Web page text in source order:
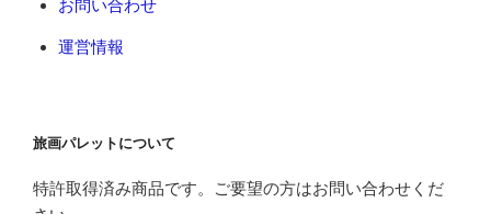
お問い合わせ
運営情報
旅画パレットについて
特許取得済み商品です。ご要望の方はお問い合わせくだ